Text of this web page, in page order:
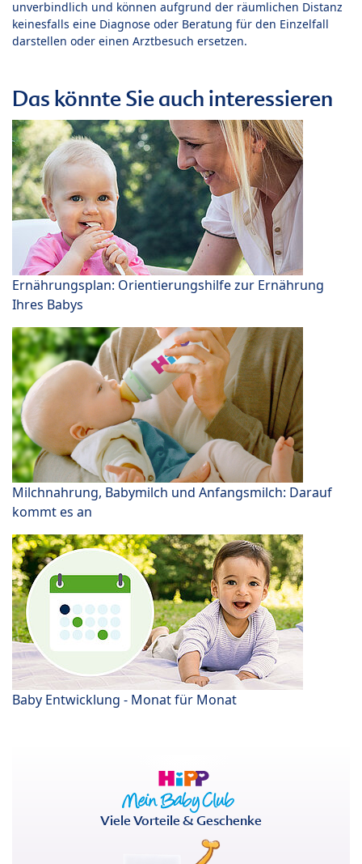
unverbindlich und können aufgrund der räumlichen Distanz
keinesfalls eine Diagnose oder Beratung für den Einzelfall
darstellen oder einen Arztbesuch ersetzen.
Das könnte Sie auch interessieren
Ernährungsplan: Orientierungshilfe zur Ernährung
Ihres Babys
Milchnahrung, Babymilch und Anfangsmilch: Darauf
kommt es an
Baby Entwicklung - Monat für Monat
Viele Vorteile & Geschenke